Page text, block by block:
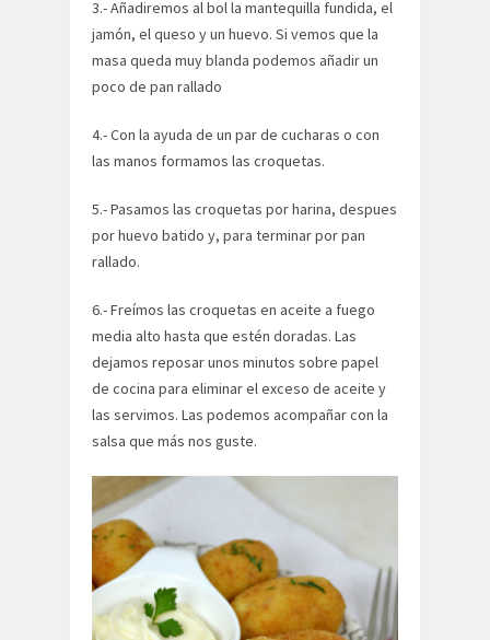
3.- Añadiremos al bol la mantequilla fundida, el
jamón, el queso y un huevo. Si vemos que la
masa queda muy blanda podemos añadir un
poco de pan rallado
4.- Con la ayuda de un par de cucharas o con
las manos formamos las croquetas.
5.- Pasamos las croquetas por harina, despues
por huevo batido y, para terminar por pan
rallado.
6.- Freímos las croquetas en aceite a fuego
media alto hasta que estén doradas. Las
dejamos reposar unos minutos sobre papel
de cocina para eliminar el exceso de aceite y
las servimos. Las podemos acompañar con la
salsa que más nos guste.